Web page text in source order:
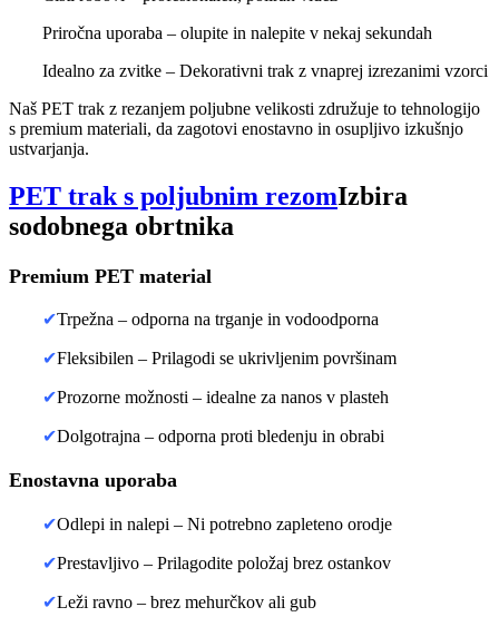
Priročna uporaba – olupite in nalepite v nekaj sekundah
Idealno za zvitke – Dekorativni trak z vnaprej izrezanimi vzorci
Naš PET trak z rezanjem poljubne velikosti združuje to tehnologijo
s premium materiali, da zagotovi enostavno in osupljivo izkušnjo
ustvarjanja.
PET trak s poljubnim rezomIzbira
sodobnega obrtnika
Premium PET material
✔Trpežna – odporna na trganje in vodoodporna
✔Fleksibilen – Prilagodi se ukrivljenim površinam
✔Prozorne možnosti – idealne za nanos v plasteh
✔Dolgotrajna – odporna proti bledenju in obrabi
Enostavna uporaba
✔Odlepi in nalepi – Ni potrebno zapleteno orodje
✔Prestavljivo – Prilagodite položaj brez ostankov
✔Leži ravno – brez mehurčkov ali gub